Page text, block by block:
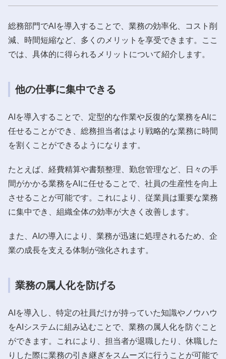
総務部門でAIを導入することで、業務の効率化、コスト削
減、時間短縮など、多くのメリットを享受できます。ここ
では、具体的に得られるメリットについて紹介します。
他の仕事に集中できる
AIを導入することで、定型的な作業や反復的な業務をAIに
任せることができ、総務担当者はより戦略的な業務に時間
を割くことができるようになります。
たとえば、経費精算や書類整理、勤怠管理など、日々の手
間がかかる業務をAIに任せることで、社員の生産性を向上
させることが可能です。これにより、従業員は重要な業務
に集中でき、組織全体の効率が大きく改善します。
また、AIの導入により、業務が迅速に処理されるため、企
業の成長を支える体制が強化されます。
業務の属人化を防げる
AIを導入し、特定の社員だけが持っていた知識やノウハウ
をAIシステムに組み込むことで、業務の属人化を防ぐこと
ができます。これにより、担当者が退職したり、休職した
りした際に業務の引き継ぎをスムーズに行うことが可能で